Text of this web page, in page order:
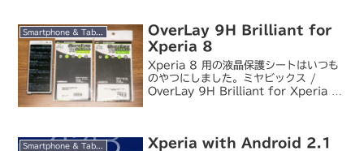
OverLay 9H Brilliant for
Xperia 8
Xperia 8 用の液晶保護シートはいつも
のやつにしました。ミヤビックス /
OverLay 9H Brilliant for Xperia 8
Xperia with Android 2.1